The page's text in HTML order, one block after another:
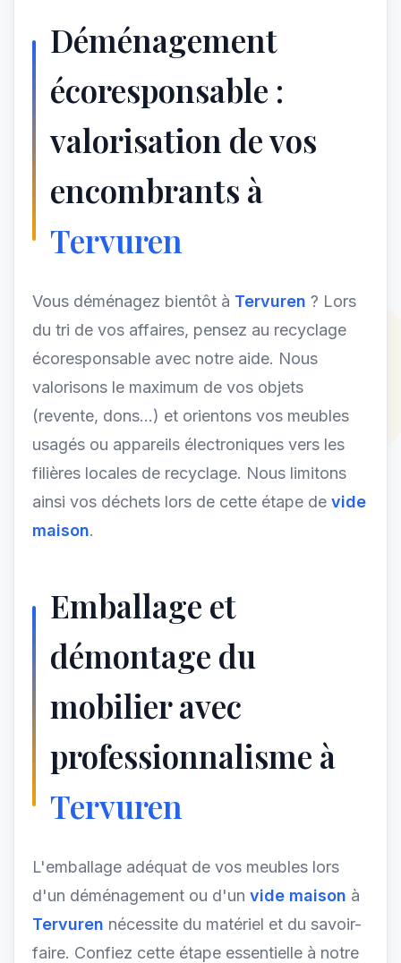
Déménagement
écoresponsable :
valorisation de vos
encombrants à
Tervuren
Vous déménagez bientôt à Tervuren ? Lors
du tri de vos affaires, pensez au recyclage
écoresponsable avec notre aide. Nous
valorisons le maximum de vos objets
(revente, dons...) et orientons vos meubles
usagés ou appareils électroniques vers les
filières locales de recyclage. Nous limitons
ainsi vos déchets lors de cette étape de vide
maison.
Emballage et
démontage du
mobilier avec
professionnalisme à
Tervuren
L'emballage adéquat de vos meubles lors
d'un déménagement ou d'un vide maison à
Tervuren nécessite du matériel et du savoir-
faire. Confiez cette étape essentielle à notre